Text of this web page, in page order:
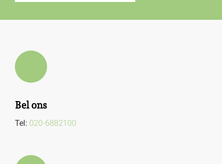
Bel ons
Tel: 020-6882100